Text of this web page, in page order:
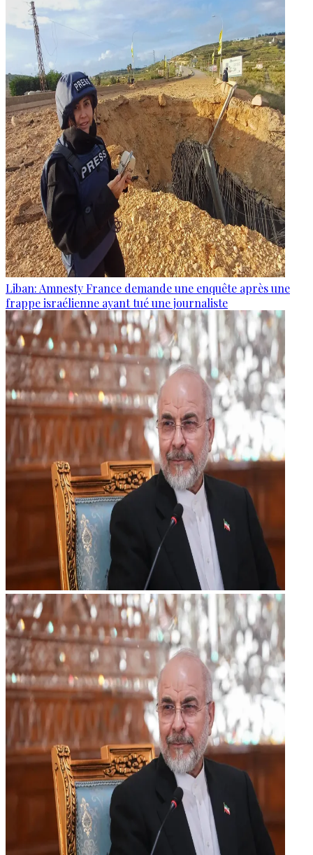
Liban: Amnesty France demande une enquête après une
frappe israélienne ayant tué une journaliste